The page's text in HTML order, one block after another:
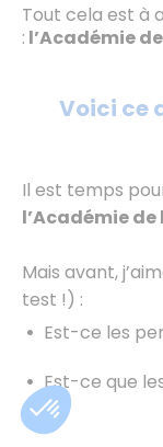
Tout cela est à
: l’Académie
Voici ce
Il est temps
l’Académie
Mais avant,
test !) :
Est-ce les
Est-ce que
?